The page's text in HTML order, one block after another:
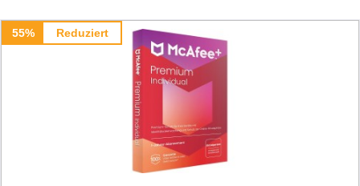
55% Reduziert